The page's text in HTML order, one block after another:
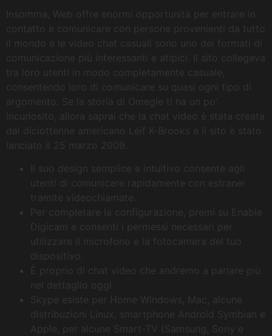
Insomma, Web offre enormi opportunità per entrare in
contatto e comunicare con persone provenienti da tutto
il mondo e le video chat casuali sono uno dei formati di
comunicazione più interessanti e atipici. Il sito collegava
tra loro utenti in modo completamente casuale,
consentendo loro di comunicare su quasi ogni tipo di
argomento. Se la storia di Omegle ti ha un po’
incuriosito, allora saprai che la chat video è stata creata
dal diciottenne americano Leif K-Brooks e il sito è stato
lanciato il 25 marzo 2009.
Il suo design semplice e intuitivo consente agli
utenti di comunicare rapidamente con estranei
tramite videochiamate.
Per completare la configurazione, premi su Enable
Digicam e consenti i permessi necessari per
utilizzare il microfono e la fotocamera del tuo
dispositivo.
È proprio di chat video che andremo a parlare più
nel dettaglio oggi.
Skype esiste per Home Windows, Mac, alcune
distribuzioni Linux, smartphone Android Symbian e
Apple, per alcune Smart-TV (Samsung, Sony e